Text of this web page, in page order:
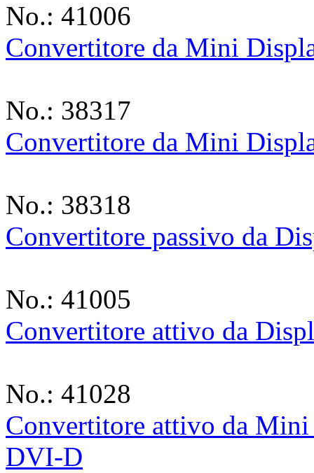
No.: 41006
Convertitore da Mini
No.: 38317
Convertitore da Mini
No.: 38318
Convertitore passivo da
No.: 41005
Convertitore attivo da
No.: 41028
Convertitore attivo da
DVI-D